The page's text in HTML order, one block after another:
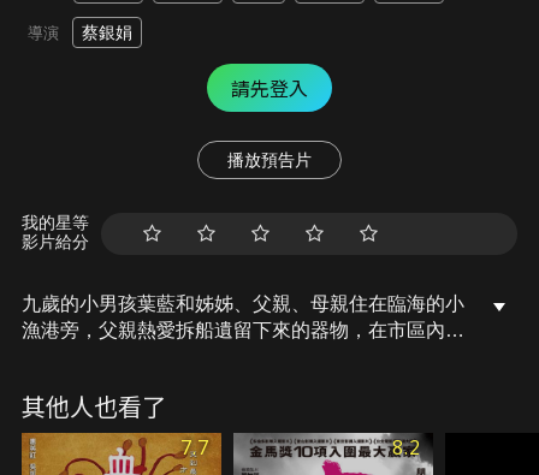
導演 蔡銀娟
請先登入
播放預告片
我的星等
影片給分
九歲的小男孩葉藍和姊姊、父親、母親住在臨海的小
漁港旁，父親熱愛拆船遺留下來的器物，在市區內開
罩在悲傷的陰影之中。突然有一天，葉藍收到父親生
前寄來的一只奇怪的古董時鐘，用途不明，秒針也停
擺了，就好像永遠沉睡的爸爸。葉藍下定決心要修好
其他人也看了
7.7 8.2